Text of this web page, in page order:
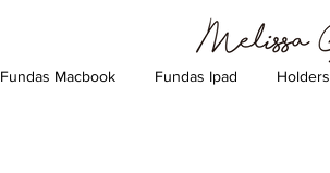
Fundas Macbook Fundas Ipad Holders